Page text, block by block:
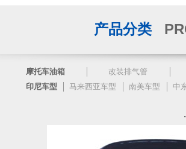
产品分类
摩托车油箱
印尼车型
马来西亚车型 南美车型 中
改装排气管